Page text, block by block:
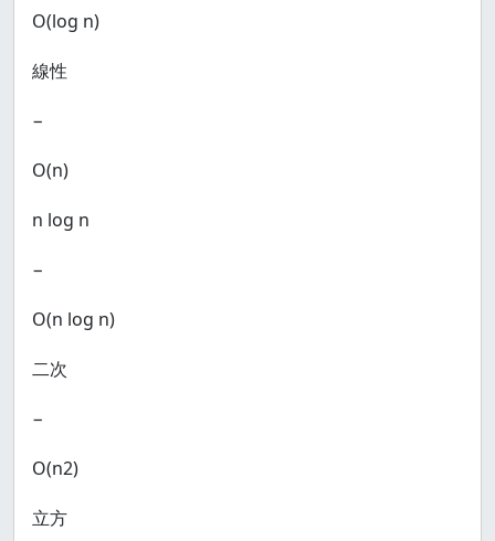
Ο(log n)
線性
−
Ο(n)
n log n
−
Ο(n log n)
二次
−
Ο(n2)
立方